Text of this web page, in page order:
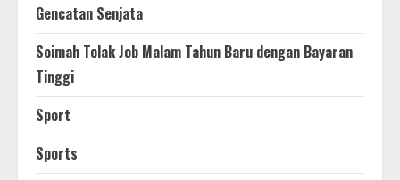
Gencatan Senjata
Soimah Tolak Job Malam Tahun Baru dengan Bayaran
Tinggi
Sport
Sports